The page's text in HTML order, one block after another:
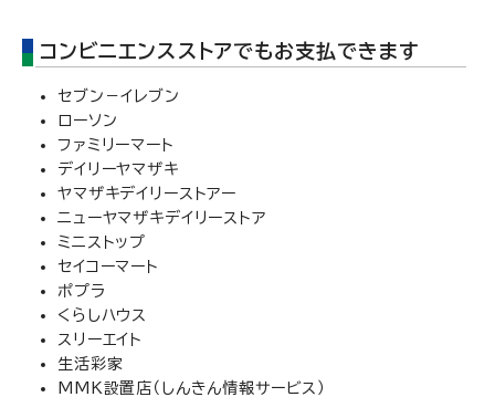
コンビニエンスストアでもお支払できます
セブン－イレブン
ローソン
ファミリーマート
デイリーヤマザキ
ヤマザキデイリーストアー
ニューヤマザキデイリーストア
ミニストップ
セイコーマート
ポプラ
くらしハウス
スリーエイト
生活彩家
MMK設置店（しんきん情報サービス）